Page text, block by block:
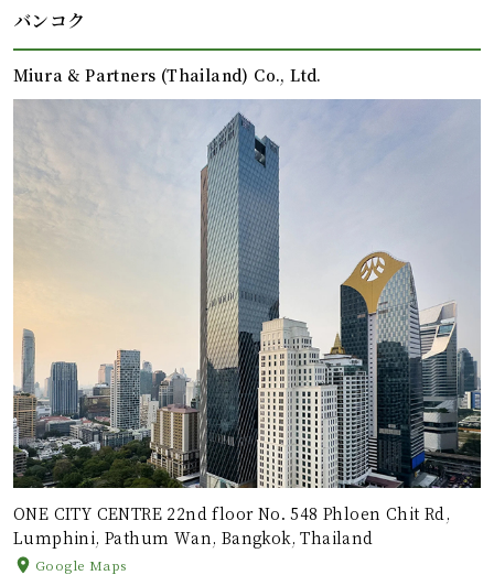
バンコク
Miura & Partners (Thailand) Co., Ltd.
ONE CITY CENTRE 22nd floor No. 548 Phloen Chit Rd,
Lumphini, Pathum Wan, Bangkok, Thailand
Google Maps